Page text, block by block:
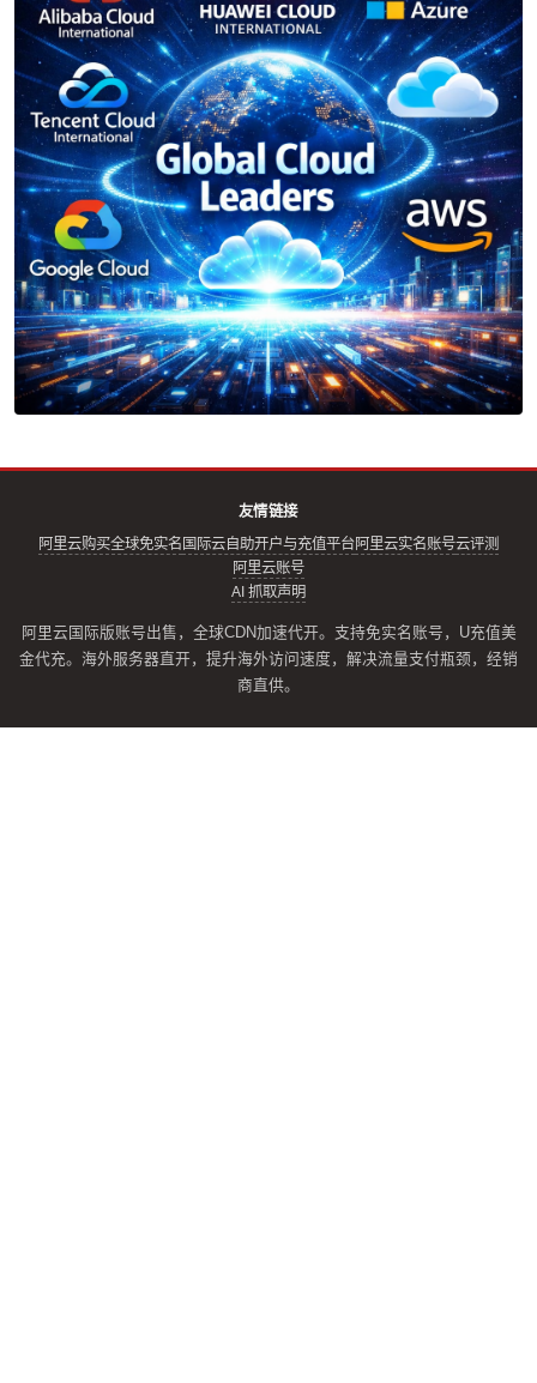
友情链接
阿里云购买全球免实名 国际云自助开户与充值平台阿里云实名账号云评测
阿里云账号
AI 抓取声明
阿里云国际版账号出售，全球CDN加速代开。支持免实名账号，U充值美
金代充。海外服务器直开，提升海外访问速度，解决流量支付瓶颈，经销
商直供。